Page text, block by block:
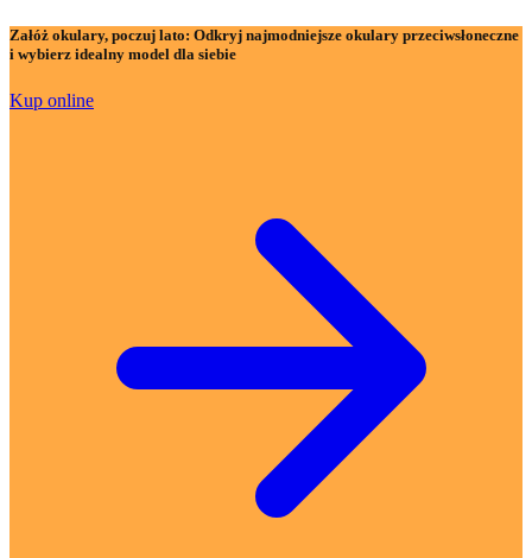
Załóż okulary, poczuj lato: Odkryj najmodniejsze okulary przeciwsłoneczne
i wybierz idealny model dla siebie
Kup online